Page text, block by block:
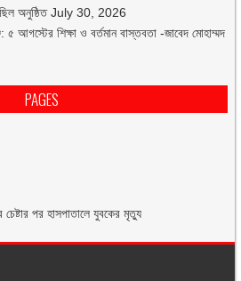
অনুষ্ঠিত July 30, 2026
৫ আগস্টের শিক্ষা ও বর্তমান বাস্তবতা -জাবেদ মোহাম্মদ
PAGES
চেষ্টার পর হাসপাতালে যুবকের মৃত্যু